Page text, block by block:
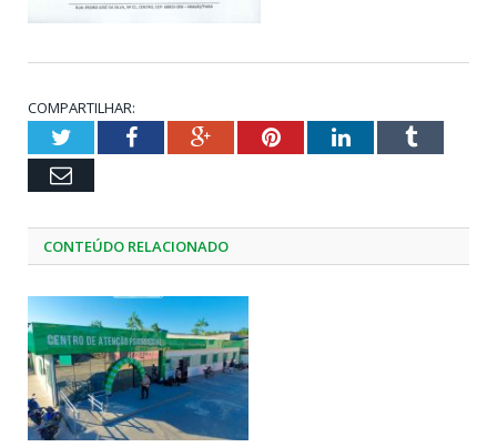
COMPARTILHAR:
TwitterFacebookGoogle+PinterestLinkedInTumblr
Email
CONTEÚDO RELACIONADO